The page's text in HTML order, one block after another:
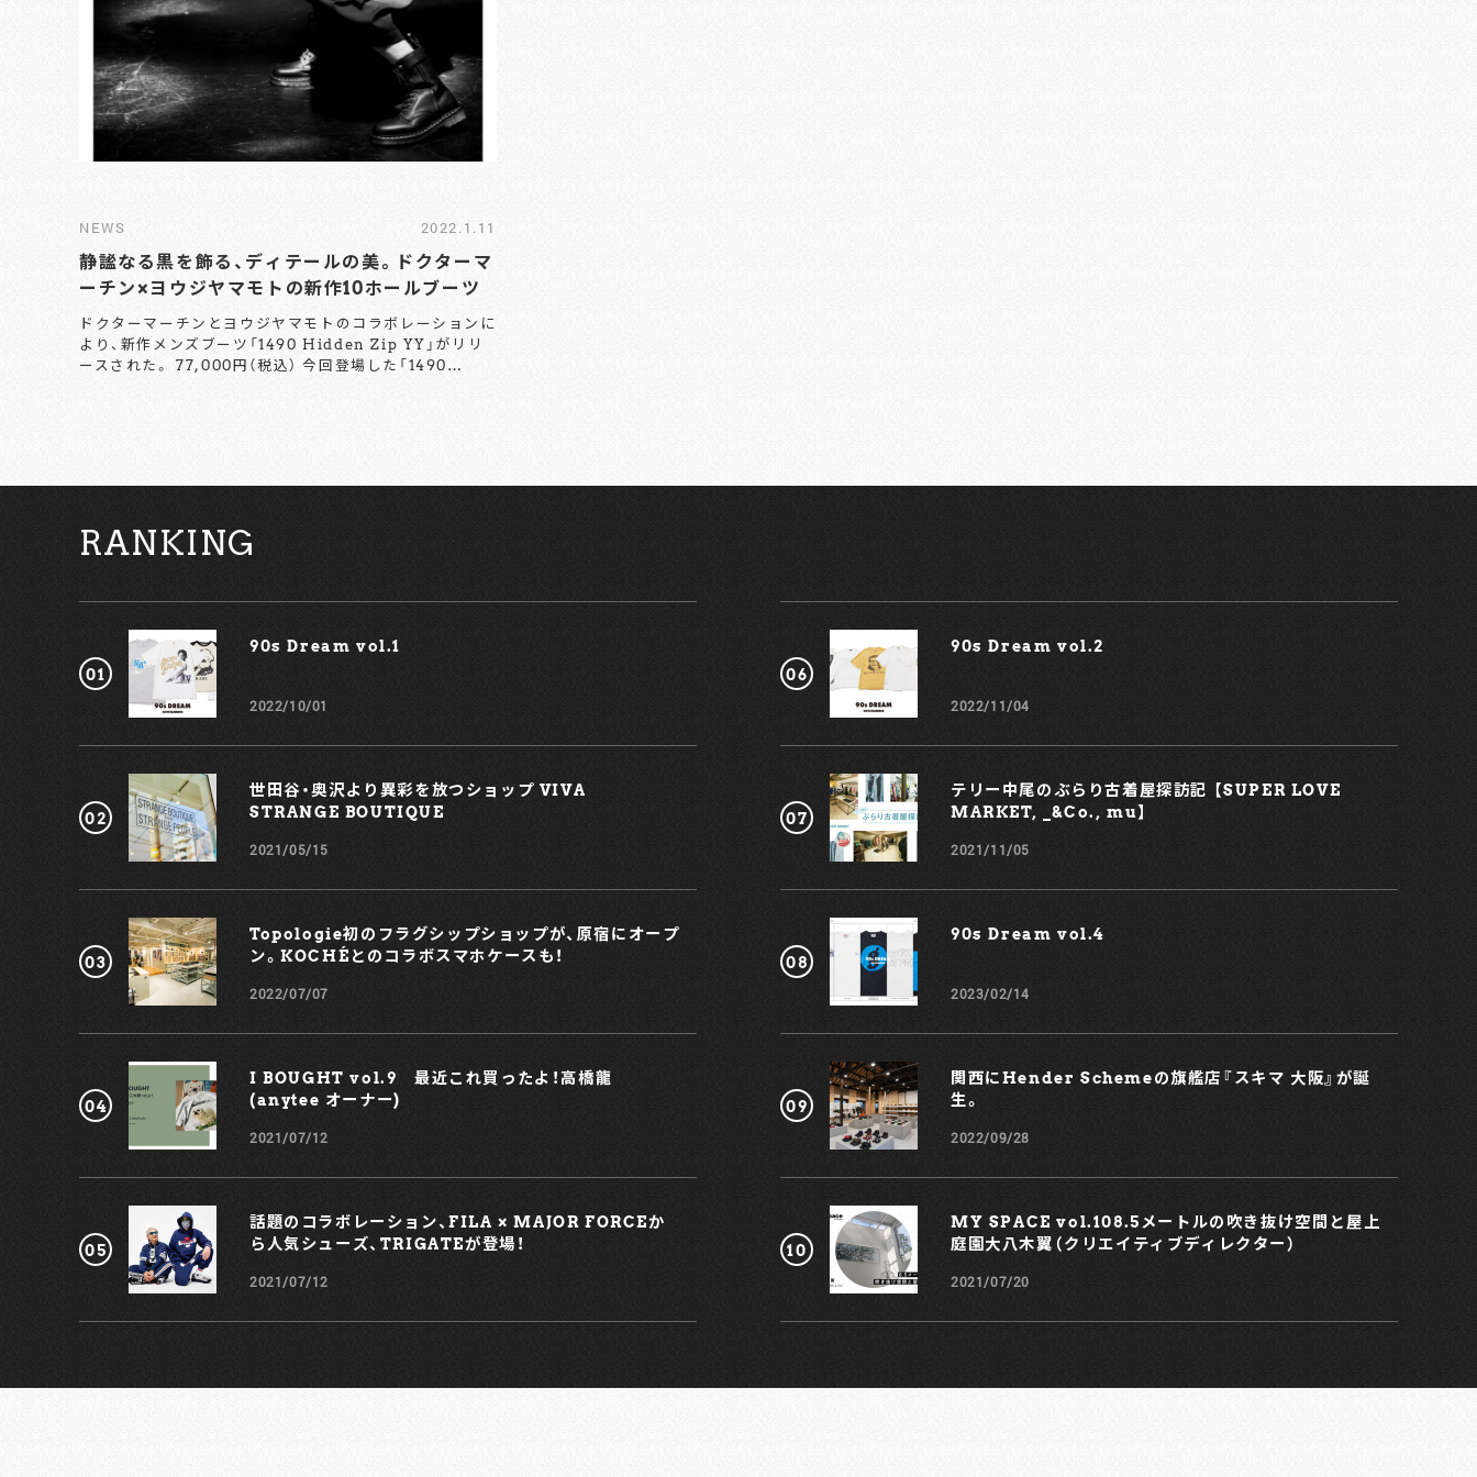
NEWS 2022.1.11
静謐なる黒を飾る、ディテールの美。ドクターマ
ーチン×ヨウジヤマモトの新作10ホールブーツ
ドクターマーチンとヨウジヤマモトのコラボレーションに
より、新作メンズブーツ「1490 Hidden Zip YY」がリリ
ースされた。 77,000円（税込） 今回登場した「1490
ルをプラスしている。また、スライダーを覆うように施し
ットなスムースレザーとクリアソールのコントラストも目
に楽しい。ドクターマーチンを象徴するイエローウェルト
店・原宿店・ウィズ原宿店ほか、全国のヨウジヤマモト プ
ールオムにて販売中。静謐なまでの黒と、それを飾るよう
にしてあしらわれた細部のこだわりあふれるデザインを楽
しんでみよう。 【お問い合わせ】 ドクターマーチン ショー
ルーム TYO TEL：03-6746-4898
RANKING
90s Dream vol.1￼
2022/10/01
世田谷・奥沢より異彩を放つショップ VIVA
STRANGE BOUTIQUE
2021/05/15
Topologie初のフラグシップショップが、原宿にオープ
ン。KOCHÉとのコラボスマホケースも！
2022/07/07
I BOUGHT vol.9 最近これ買ったよ！高橋龍
(anytee オーナー)
2021/07/12
話題のコラボレーション、FILA × MAJOR FORCEか
ら人気シューズ、TRIGATEが登場！
2021/07/12
90s Dream vol.2￼
2022/11/04
テリー中尾のぶらり古着屋探訪記 【SUPER LOVE
MARKET, _&Co., mu】
2021/11/05
90s Dream vol.4
2023/02/14
関西にHender Schemeの旗艦店『スキマ 大阪』が誕
生。
2022/09/28
MY SPACE vol.108.5メートルの吹き抜け空間と屋上
庭園大八木翼（クリエイティブディレクター）
2021/07/20